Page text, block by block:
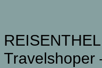
Travelshoper